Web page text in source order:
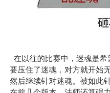
在以往的比赛中，迷魂是
要压住了迷魂，对方就开始
然后继续针对迷魂。被如此